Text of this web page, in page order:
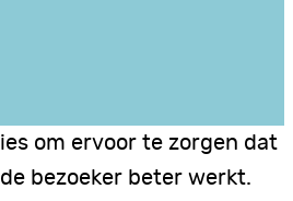
om ervoor te zorgen dat
bezoeker beter werkt.